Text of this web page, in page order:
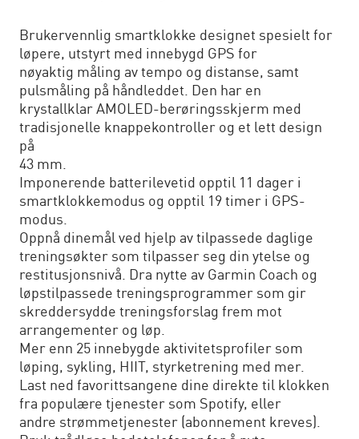
Brukervennlig smartklokke designet spesielt for
løpere, utstyrt med innebygd GPS for
nøyaktig måling av tempo og distanse, samt
pulsmåling på håndleddet. Den har en
krystallklar AMOLED-berøringsskjerm med
tradisjonelle knappekontroller og et lett design
på
43 mm.
Imponerende batterilevetid opptil 11 dager i
smartklokkemodus og opptil 19 timer i GPS-
modus.
Oppnå dinemål ved hjelp av tilpassede daglige
treningsøkter som tilpasser seg din ytelse og
restitusjonsnivå. Dra nytte av Garmin Coach og
løpstilpassede treningsprogrammer som gir
skreddersydde treningsforslag frem mot
arrangementer og løp.
Mer enn 25 innebygde aktivitetsprofiler som
løping, sykling, HIIT, styrketrening med mer.
Last ned favorittsangene dine direkte til klokken
fra populære tjenester som Spotify, eller
andre strømmetjenester (abonnement kreves).